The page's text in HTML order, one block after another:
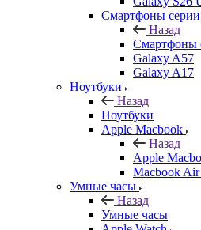
Смартфоны
Назад
Смартфоны
Galaxy A57
Galaxy A17
Ноутбуки
Назад
Ноутбуки
Apple Macbook
Назад
Apple
Macbook
Умные часы
Назад
Умные часы